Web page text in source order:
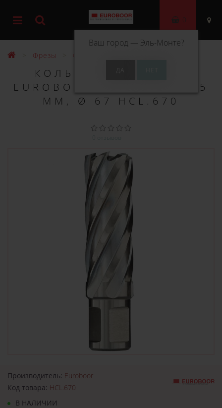
Ваш город — Эль-Монте?
0
Фрезы Фрезы HSS 55 мм
КОЛЬЦЕВОЕ СВЕРЛО
EUROBOOR HSS ДЛИНА 55
ММ, Ø 67 HCL.670
Производитель: Euroboor
Код товара: HCL.670
В НАЛИЧИИ